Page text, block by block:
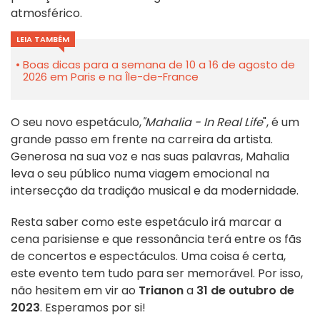
atmosférico.
LEIA TAMBÉM
Boas dicas para a semana de 10 a 16 de agosto de
2026 em Paris e na Île-de-France
O seu novo espetáculo,"Mahalia - In Real Life", é um
grande passo em frente na carreira da artista.
Generosa na sua voz e nas suas palavras, Mahalia
leva o seu público numa viagem emocional na
intersecção da tradição musical e da modernidade.
Resta saber como este espetáculo irá marcar a
cena parisiense e que ressonância terá entre os fãs
de concertos e espectáculos. Uma coisa é certa,
este evento tem tudo para ser memorável. Por isso,
não hesitem em vir ao Trianona 31 de outubro de
2023. Esperamos por si!